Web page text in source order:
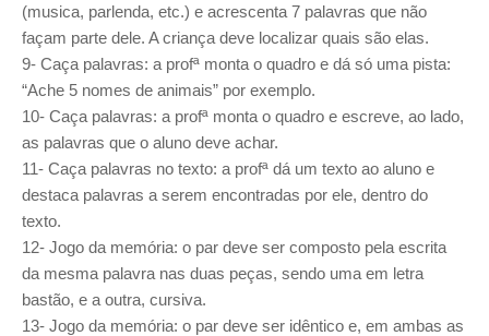
(musica, parlenda, etc.) e acrescenta 7 palavras que não
façam parte dele. A criança deve localizar quais são elas.
9- Caça palavras: a profª monta o quadro e dá só uma pista:
“Ache 5 nomes de animais” por exemplo.
10- Caça palavras: a profª monta o quadro e escreve, ao lado,
as palavras que o aluno deve achar.
11- Caça palavras no texto: a profª dá um texto ao aluno e
destaca palavras a serem encontradas por ele, dentro do
texto.
12- Jogo da memória: o par deve ser composto pela escrita
da mesma palavra nas duas peças, sendo uma em letra
bastão, e a outra, cursiva.
13- Jogo da memória: o par deve ser idêntico e, em ambas as